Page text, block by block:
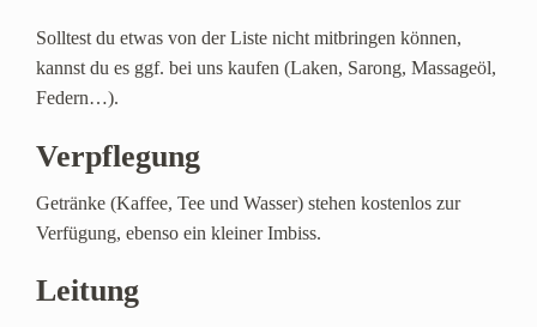
Solltest du etwas von der Liste nicht mitbringen können,
kannst du es ggf. bei uns kaufen (Laken, Sarong, Massageöl,
Federn…).
Verpflegung
Getränke (Kaffee, Tee und Wasser) stehen kostenlos zur
Verfügung, ebenso ein kleiner Imbiss.
Leitung